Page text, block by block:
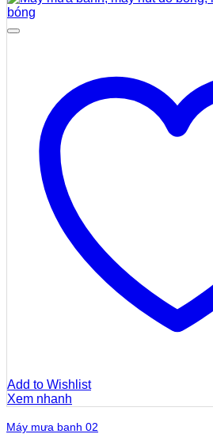
Add to Wishlist
Xem nhanh
Máy mưa banh 02